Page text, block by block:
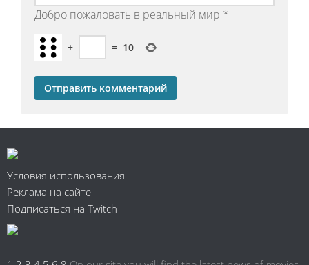
Добро пожаловать в реальный мир *
+ = 10
Условия использования
Реклама на сайте
Подписаться на Twitch